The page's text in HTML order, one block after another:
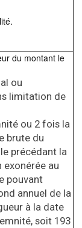
du montant le
ou
limitation de
ou 2 fois la
brute du
précédant la
au
pouvant
annuel de la
à la date
soit 193